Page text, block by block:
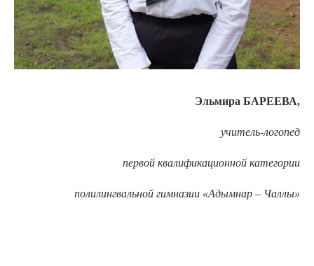
Эльмира БАРЕЕВА,
учитель-логопед
первой квалификационной категории
полилингвальной гимназии «Адымнар – Чаллы»